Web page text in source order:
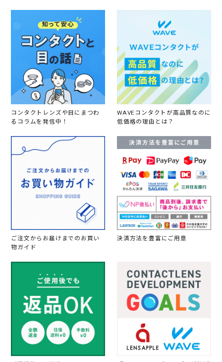
コンタクトレンズや目にまつわ
るコラムを発信中！
WAVEコンタクトが高品質なのに
低価格の理由とは？
ご注文からお届けまでのお買い
物ガイド
決済方法を豊富にご用意